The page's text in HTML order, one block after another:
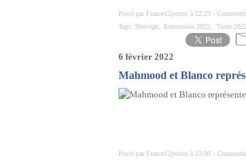
Posté par France12points à 22:23 -
Tags: Norvège Eurovision 2022 Turin 2022
6 février 2022
Mahmood et Blanco
Posté par France12points à 23:00 -